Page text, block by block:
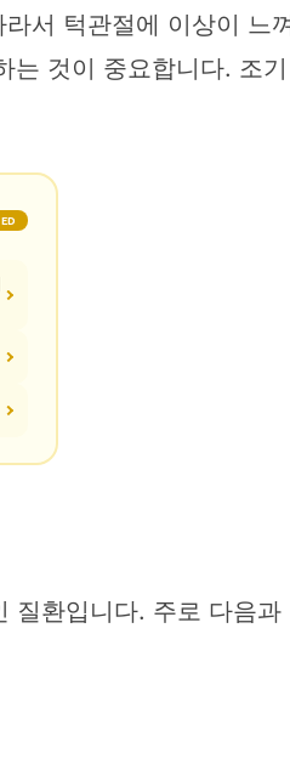
서 턱관절에 이상이 느
는 것이 중요합니다. 조
환입니다. 주로 다음과